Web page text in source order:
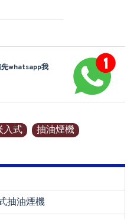
先whatsapp我
入式 抽油煙機
抽油煙機